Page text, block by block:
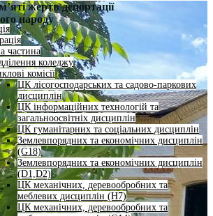
частина
коледжу
комісії
ЦК лісогосподарських та садово-паркових
дисциплін
ЦК інформаційних технологій та
загальноосвітніх дисциплін
ЦК гуманітарних та соціальних дисциплін
Землевпорядних та економічних дисциплін
(G18)
Землевпорядних та економічних дисциплін
(D1,D2)
ЦК механічних, деревообробних та
меблевих дисциплін (H7)
ЦК механічних, деревообробних та
жертв депортації
народу